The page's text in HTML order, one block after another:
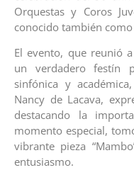
Orquestas y Coros
conocido también como
El evento, que reunió
un verdadero festín
sinfónica y
Nancy de Lacava,
destacando la
momento especial,
vibrante pieza
entusiasmo.